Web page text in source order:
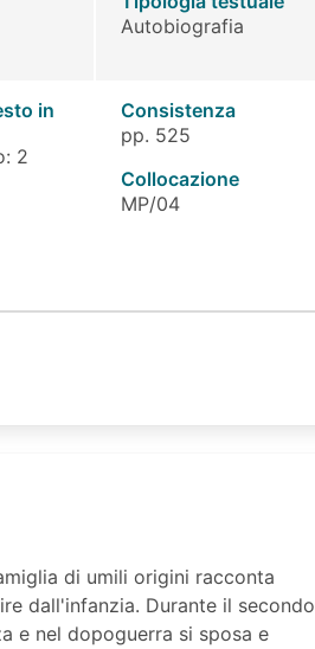
Autobiografia
in
2
Consistenza
pp. 525
Collocazione
MP/04
di umili origini racconta
dall'infanzia. Durante il secondo
e nel dopoguerra si sposa e